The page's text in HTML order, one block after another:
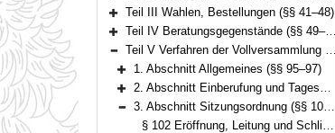
Bereich erweitern
Bereich erweitern
Teil III Wahlen, Bestellungen (§§ 41–48)
Bereich erweitern
Teil IV Beratungsgegenstände (§§ 49–94)
Bereich reduzieren
Teil V Verfahren der Vollversammlung (§§ 95–135)
Bereich erweitern
1. Abschnitt Allgemeines (§§ 95–97)
Bereich erweitern
2. Abschnitt Einberufung und Tagesordnung (§§ 98–101)
Bereich reduzieren
3. Abschnitt Sitzungsordnung (§§ 102–121)
§ 102 Eröffnung, Leitung und Schließung der Sitzung